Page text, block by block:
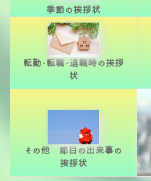
季節の挨拶状
転勤・転職・退職時の挨拶
状
その他 節目の出来事の
挨拶状